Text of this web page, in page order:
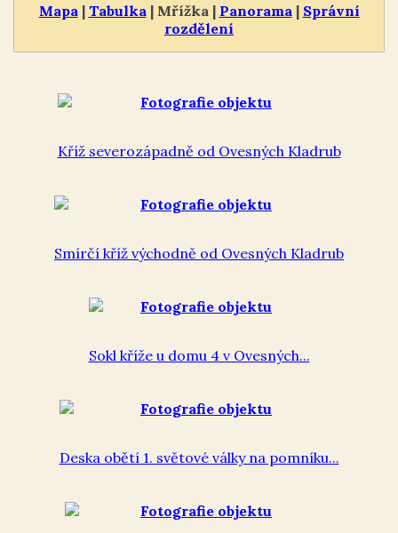
Mapa | Tabulka | Mřížka | Panorama | Správní
rozdělení
Kříž severozápadně od Ovesných Kladrub
Smírčí kříž východně od Ovesných Kladrub
Sokl kříže u domu 4 v Ovesných...
Deska obětí 1. světové války na pomníku...